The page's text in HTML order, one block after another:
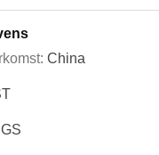
China